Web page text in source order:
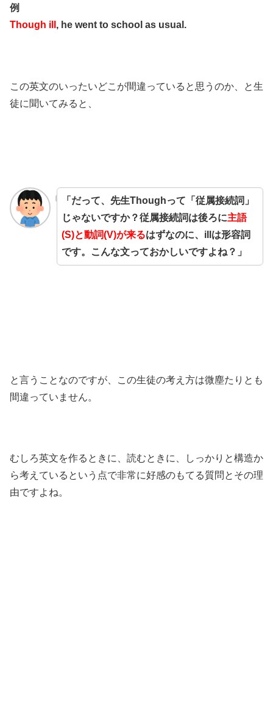
例
Though ill , he went to school as usual.
この英文のいったいどこが間違っていると思うのか、と生
徒に聞いてみると、
「だって、先生Thoughって「従属接続詞」
じゃないですか？従属接続詞は後ろに主語
(S)と動詞(V)が来るはずなのに、illは形容詞
です。こんな文っておかしいですよね？」
と言うことなのですが、この生徒の考え方は微塵たりとも
間違っていません。
むしろ英文を作るときに、読むときに、しっかりと構造か
ら考えているという点で非常に好感のもてる質問とその理
由ですよね。